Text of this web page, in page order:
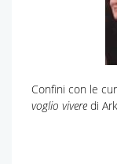
Confini con le
voglio vivere di